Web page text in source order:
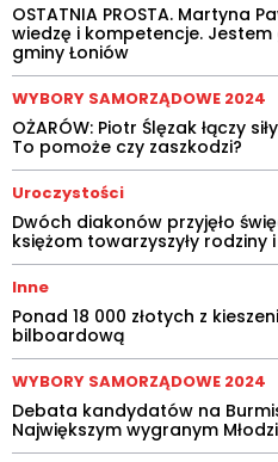
OSTATNIA PROSTA. Martyna
wiedzę i kompetencje.
gminy Łoniów
WYBORY SAMORZĄDOWE 2024
OŻARÓW: Piotr Ślęzak łączy
To pomoże czy zaszkodzi?
Uroczystości
Dwóch diakonów przyjęło
księżom towarzyszyły rodziny
Inne
Ponad 18 000 złotych z
bilboardową
WYBORY SAMORZĄDOWE 2024
Debata kandydatów na
Największym wygranym